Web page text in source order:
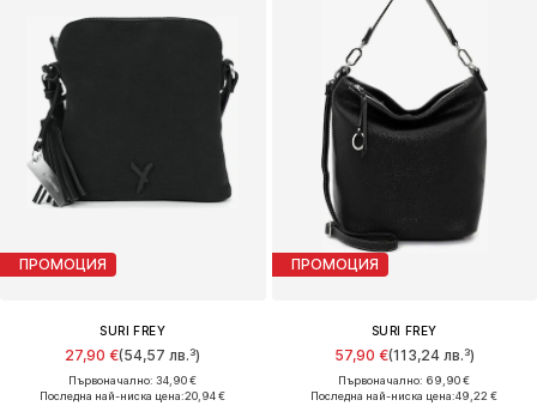
ПРОМОЦИЯ
SURI FREY
27,90 €(54,57 лв.³)
Първоначално: 34,90 €
Последна най-ниска цена:20,94 €
ПРОМОЦИЯ
SURI FREY
57,90 €(113,24 лв.³)
Първоначално: 69,90 €
Последна най-ниска цена:49,22 €